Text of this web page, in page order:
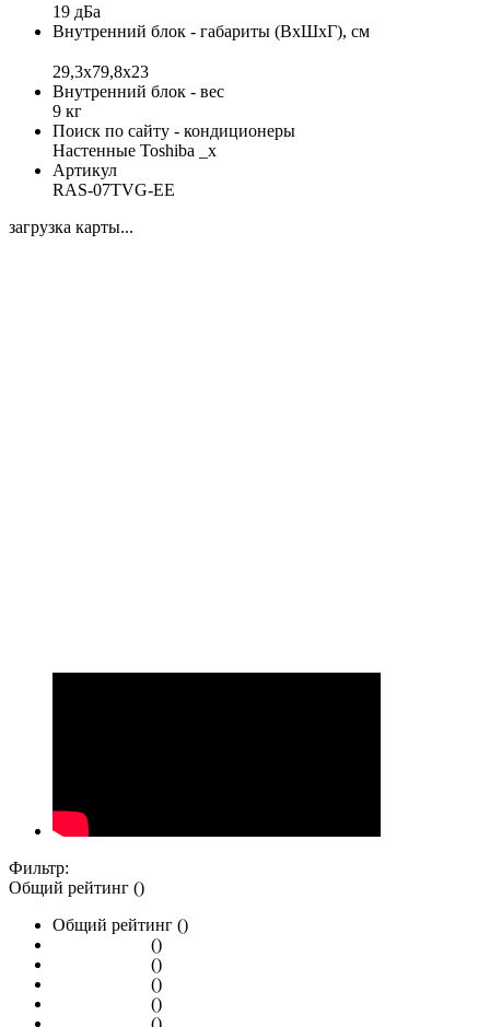
19 дБа
Внутренний блок - габариты (ВхШхГ), см
29,3x79,8x23
Внутренний блок - вес
9 кг
Поиск по сайту - кондиционеры
Настенные Toshiba _x
Артикул
RAS-07TVG-EE
загрузка карты...
Фильтр:
Общий рейтинг ()
Общий рейтинг ()
()
()
()
()
()